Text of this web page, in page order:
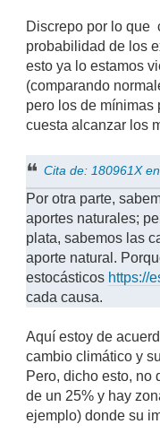
Discrepo por lo que
probabilidad de los
esto ya lo estamos
(comparando
pero los de mínimas
cuesta alcanzar los
Cita de: 180961X
Por otra parte,
aportes naturales;
plata, sabemos las
aporte natural.
estocásticos https://
cada causa.
Aquí estoy de
cambio climático y
Pero, dicho esto, no
de un 25% y hay
ejemplo) donde su